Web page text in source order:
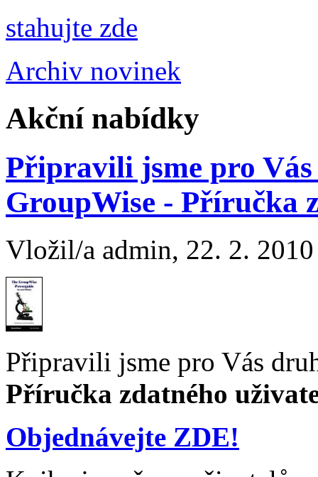
stahujte zde
Archiv novinek
Akční nabídky
Připravili jsme pro
GroupWise - Příručka
Vložil/a admin, 22. 2. 2010
Připravili jsme pro Vás
Příručka zdatného
Objednávejte ZDE!